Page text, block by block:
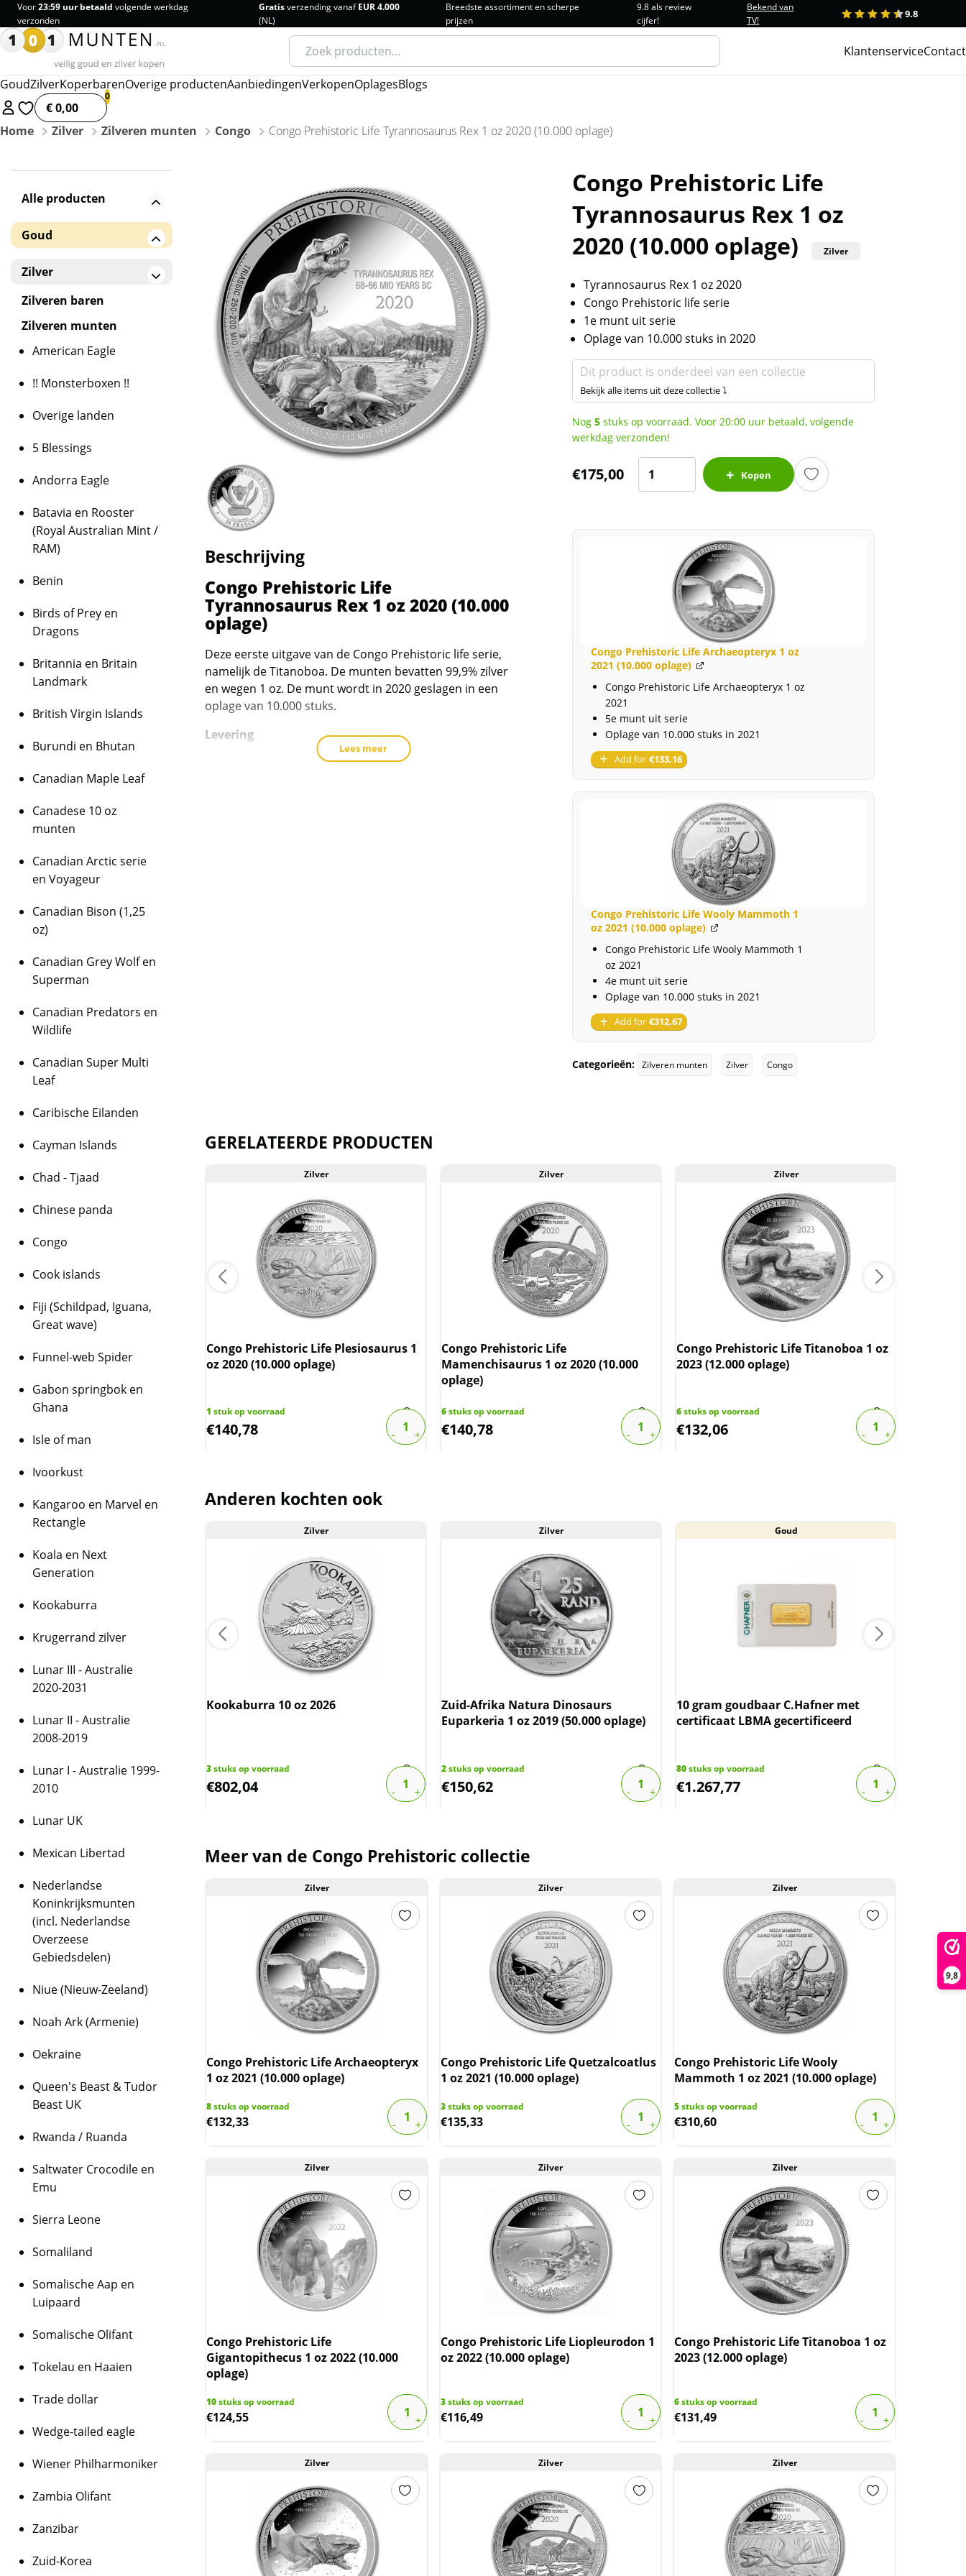
9,8
Voor23:59 uur betaald volgende werkdag
verzonden
Gratisverzending vanafEUR 4.000
(NL)
Breedste assortiment en scherpe
prijzen
9.8 als review
cijfer!
Bekend van
TV!
1 2 3 4 5 9.8
Zoeken
naar:
KlantenserviceContact
GoudZilverKoperbarenOverige productenAanbiedingenVerkopenOplagesBlogs
€ 0,00
Home
Zilver Zilveren munten Congo Congo Prehistoric Life Tyrannosaurus Rex 1 oz 2020 (10.000 oplage)
Beschrijving
Congo Prehistoric Life
Tyrannosaurus Rex 1 oz 2020 (10.000
oplage)
Deze eerste uitgave van de Congo Prehistoric life serie,
namelijk de Titanoboa. De munten bevatten 99,9% zilver
en wegen 1 oz. De munt wordt in 2020 geslagen in een
oplage van 10.000 stuks.
Levering
Munten worden geleverd in een muntcapsule.
Lees meer
Congo Prehistoric Life
Tyrannosaurus Rex 1 oz
2020 (10.000 oplage)
Zilver
Tyrannosaurus Rex 1 oz 2020
Congo Prehistoric life serie
1e munt uit serie
Oplage van 10.000 stuks in 2020
Dit product is onderdeel van een collectie
Bekijk alle items uit deze collectie ⤵
Nog5 stuks op voorraad. Voor 20:00 uur betaald, volgende
werkdag verzonden!
€175,00
Prehistoric
(10.000
aantal
Kopen
Congo Prehistoric Life Archaeopteryx 1 oz
2021 (10.000 oplage)
Congo Prehistoric Life Archaeopteryx 1 oz
2021
5e munt uit serie
Oplage van 10.000 stuks in 2021
Add for €133,16
Congo Prehistoric Life Wooly Mammoth 1
oz 2021 (10.000 oplage)
Congo Prehistoric Life Wooly Mammoth 1
oz 2021
4e munt uit serie
Oplage van 10.000 stuks in 2021
Add for €312,67
Categorieën: Zilveren munten Zilver Congo
GERELATEERDE PRODUCTEN
Zilver
Wildlife The Whale 1 oz 2020
oplage)
voorraad
Zilver
Congo Prehistoric Life Plesiosaurus 1
oz 2020 (10.000 oplage)
1 stuk op voorraad
€140,78
Zilver
Congo Prehistoric Life
Mamenchisaurus 1 oz 2020 (10.000
oplage)
6stuks op voorraad
€140,78
Zilver
Congo Prehistoric Life Titanoboa 1 oz
2023 (12.000 oplage)
6stuks op voorraad
€132,06
Anderen kochten ook
Maple Leaf 1 oz 2013
spot)
Zilver
Kookaburra 10 oz 2026
3stuks op voorraad
€802,04
Zilver
Zuid-Afrika Natura Dinosaurs
Euparkeria 1 oz 2019 (50.000 oplage)
2stuks op voorraad
€150,62
Goud
10 gram goudbaar C.Hafner met
certificaat LBMA gecertificeerd
80stuks op voorraad
€1.267,77
Meer van de Congo Prehistoric collectie
Zilver
Congo Prehistoric Life Archaeopteryx
1 oz 2021 (10.000 oplage)
8stuks op voorraad
€132,33
Zilver
Congo Prehistoric Life Quetzalcoatlus
1 oz 2021 (10.000 oplage)
3stuks op voorraad
€135,33
Zilver
Congo Prehistoric Life Wooly
Mammoth 1 oz 2021 (10.000 oplage)
5stuks op voorraad
€310,60
Zilver
Congo Prehistoric Life
Gigantopithecus 1 oz 2022 (10.000
oplage)
10stuks op voorraad
€124,55
Zilver
Congo Prehistoric Life Liopleurodon 1
oz 2022 (10.000 oplage)
3stuks op voorraad
€116,49
Zilver
Congo Prehistoric Life Titanoboa 1 oz
2023 (12.000 oplage)
6stuks op voorraad
€131,49
Zilver Zilver Zilver
Alle producten
Goud
Gouden baren
Zilver
Zilveren baren
Zilveren munten
American Eagle
!! Monsterboxen !!
Overige landen
5 Blessings
Andorra Eagle
Batavia en Rooster
(Royal Australian Mint /
RAM)
Benin
Birds of Prey en
Dragons
Britannia en Britain
Landmark
British Virgin Islands
Burundi en Bhutan
Canadian Maple Leaf
Canadese 10 oz
munten
Canadian Arctic serie
en Voyageur
Canadian Bison (1,25
oz)
Canadian Grey Wolf en
Superman
Canadian Predators en
Wildlife
Canadian Super Multi
Leaf
Caribische Eilanden
Cayman Islands
Chad - Tjaad
Chinese panda
Congo
Cook islands
Fiji (Schildpad, Iguana,
Great wave)
Funnel-web Spider
Gabon springbok en
Ghana
Isle of man
Ivoorkust
Kangaroo en Marvel en
Rectangle
Koala en Next
Generation
Kookaburra
Krugerrand zilver
Lunar III - Australie
2020-2031
Lunar II - Australie
2008-2019
Lunar I - Australie 1999-
2010
Lunar UK
Mexican Libertad
Nederlandse
Koninkrijksmunten
(incl. Nederlandse
Overzeese
Gebiedsdelen)
Niue (Nieuw-Zeeland)
Noah Ark (Armenie)
Oekraine
Queen's Beast & Tudor
Beast UK
Rwanda / Ruanda
Saltwater Crocodile en
Emu
Sierra Leone
Somaliland
Somalische Aap en
Luipaard
Somalische Olifant
Tokelau en Haaien
Trade dollar
Wedge-tailed eagle
Wiener Philharmoniker
Zambia Olifant
Zanzibar
Zuid-Korea